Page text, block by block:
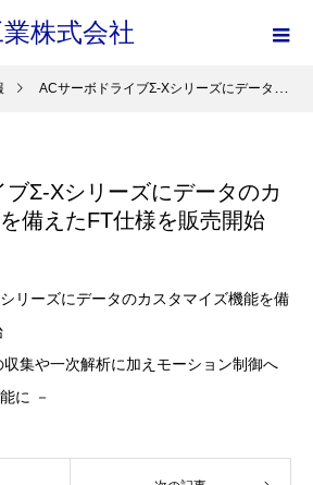
株式会社
ACサーボドライブΣ-Xシリーズにデータのカスタマイズ機能を備えたFT仕様を販売開始
Σ-Xシリーズにデータのカ
備えたFT仕様を販売開始
リーズにデータのカスタマイズ機能を備
収集や一次解析に加えモーション制御へ
に －